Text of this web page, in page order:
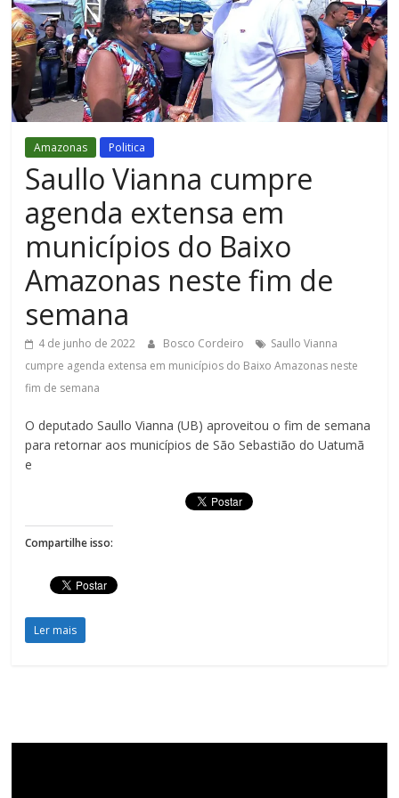
Figueiredo
Amazonas Politica
Saullo Vianna cumpre
agenda extensa em
municípios do Baixo
Amazonas neste fim de
semana
4 de junho de 2022 Bosco Cordeiro
Saullo Vianna
cumpre agenda extensa em municípios do Baixo Amazonas neste
fim de semana
O deputado Saullo Vianna (UB) aproveitou o fim de semana
para retornar aos municípios de São Sebastião do Uatumã
e
Compartilhe isso:
Ler mais